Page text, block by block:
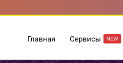
Главная Cервисы NEW